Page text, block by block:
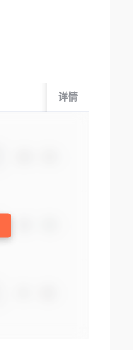
起运国/地区
详情